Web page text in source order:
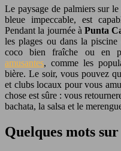
Le paysage de palmiers sur
bleue impeccable, est
Pendant la journée àPunta
les plages ou dans la
coco bien fraîche ou en
amusantes, comme les
bière. Le soir, vous pouvez
et clubs locaux pour vous
chose est sûre : vous
bachata, la salsa et le
Quelques mots